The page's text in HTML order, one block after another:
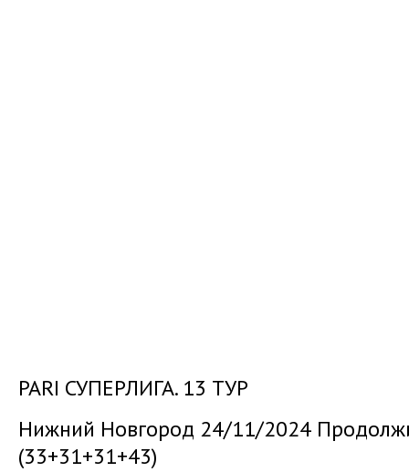
PARI СУПЕРЛИГА. 13 ТУР
Нижний Новгород 24/11/2024
(33+31+31+43)